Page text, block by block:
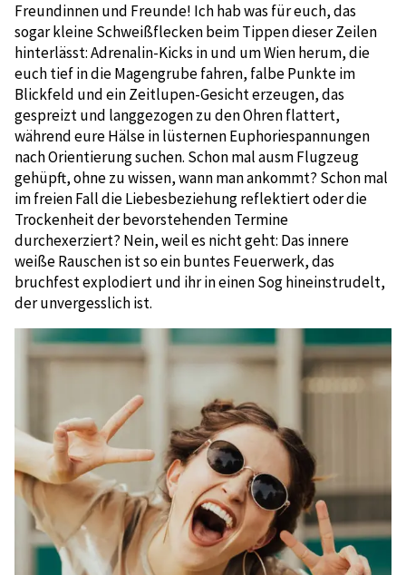
Freundinnen und Freunde! Ich hab was für euch, das
sogar kleine Schweißflecken beim Tippen dieser Zeilen
hinterlässt: Adrenalin-Kicks in und um Wien herum, die
euch tief in die Magengrube fahren, falbe Punkte im
Blickfeld und ein Zeitlupen-Gesicht erzeugen, das
gespreizt und langgezogen zu den Ohren flattert,
während eure Hälse in lüsternen Euphoriespannungen
nach Orientierung suchen. Schon mal ausm Flugzeug
gehüpft, ohne zu wissen, wann man ankommt? Schon mal
im freien Fall die Liebesbeziehung reflektiert oder die
Trockenheit der bevorstehenden Termine
durchexerziert? Nein, weil es nicht geht: Das innere
weiße Rauschen ist so ein buntes Feuerwerk, das
bruchfest explodiert und ihr in einen Sog hineinstrudelt,
der unvergesslich ist.